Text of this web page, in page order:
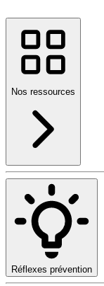
Nos ressources
Réflexes prévention